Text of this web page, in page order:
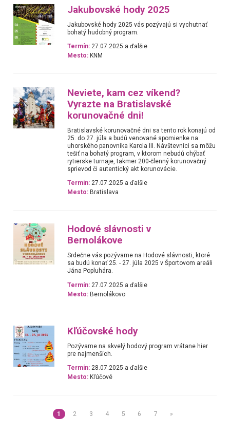
Jakubovské hody 2025
Jakubovské hody 2025 vás pozývajú si vychutnať
bohatý hudobný program.
Termín: 27.07.2025 a ďalšie
Mesto: KNM
Neviete, kam cez víkend?
Vyrazte na Bratislavské
korunovačné dni!
Bratislavské korunovačné dni sa tento rok konajú od
25. do 27. júla a budú venované spomienke na
uhorského panovníka Karola III. Návštevníci sa môžu
tešiť na bohatý program, v ktorom nebudú chýbať
rytierske turnaje, takmer 200-členný korunovačný
sprievod či autentický akt korunovácie.
Termín: 27.07.2025 a ďalšie
Mesto: Bratislava
Hodové slávnosti v
Bernolákove
Srdečne vás pozývame na Hodové slávnosti, ktoré
sa budú konať 25. - 27. júla 2025 v Športovom areáli
Jána Popluhára.
Termín: 27.07.2025 a ďalšie
Mesto: Bernolákovo
Kľúčovské hody
Pozývame na skvelý hodový program vrátane hier
pre najmenších.
Termín: 28.07.2025 a ďalšie
Mesto: Kľúčové
1 2 3 4 5 6 7 »